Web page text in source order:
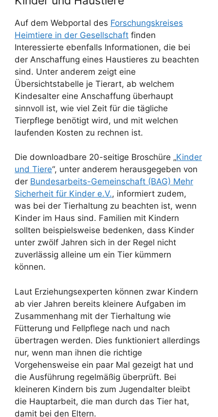
Auf dem Webportal des Forschungskreises
Heimtiere in der Gesellschaft finden
Interessierte ebenfalls Informationen, die bei
der Anschaffung eines Haustieres zu beachten
sind. Unter anderem zeigt eine
Übersichtstabelle je Tierart, ab welchem
Kindesalter eine Anschaffung überhaupt
sinnvoll ist, wie viel Zeit für die tägliche
Tierpflege benötigt wird, und mit welchen
laufenden Kosten zu rechnen ist.
Die downloadbare 20-seitige Broschüre „Kinder
und Tiere“, unter anderem herausgegeben von
der Bundesarbeits-Gemeinschaft (BAG) Mehr
Sicherheit für Kinder e.V., informiert zudem,
was bei der Tierhaltung zu beachten ist, wenn
Kinder im Haus sind. Familien mit Kindern
sollten beispielsweise bedenken, dass Kinder
unter zwölf Jahren sich in der Regel nicht
zuverlässig alleine um ein Tier kümmern
können.
Laut Erziehungsexperten können zwar Kindern
ab vier Jahren bereits kleinere Aufgaben im
Zusammenhang mit der Tierhaltung wie
Fütterung und Fellpflege nach und nach
übertragen werden. Dies funktioniert allerdings
nur, wenn man ihnen die richtige
Vorgehensweise ein paar Mal gezeigt hat und
die Ausführung regelmäßig überprüft. Bei
kleineren Kindern bis zum Jugendalter bleibt
die Hauptarbeit, die man durch das Tier hat,
damit bei den Eltern.